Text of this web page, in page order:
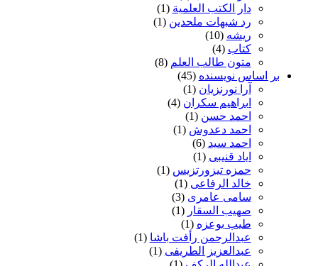
دار الکتب العلمیة (1)
رد شبهات ملحدین (1)
ریشه (10)
کتاب (4)
متون طالب العلم (8)
بر اساس نویسنده (45)
آرا نورنزیان (1)
ابراهیم سکران (4)
احمد حسن (1)
احمد دعدوش (1)
احمد سید (6)
ایاد قنیبی (1)
حمزه تیزورتزیس (1)
خالد الرفاعی (1)
سامی عامری (3)
صهیب السقار (1)
طیب بوعزه (1)
عبدالرحمن رأفت باشا (1)
عبدالعزیز الطریفی (1)